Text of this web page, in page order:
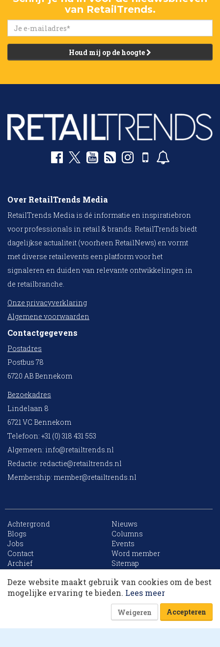
van RetailTrends.
Houd mij op de hoogte
Over RetailTrends Media
RetailTrends Media is dé informatie en inspiratiebron
voor professionals in retail & brands. RetailTrends biedt
dagelijkse actualiteit (voorheen RetailNews) en vormt
met diverse retailevents een platform voor het
signaleren en duiden van relevante ontwikkelingen in
de retailbranche.
Onze privacyverklaring
Algemene voorwaarden
Contactgegevens
Postadres
Postbus 78
6720 AB Bennekom
Bezoekadres
Lindelaan 8
6721 VC Bennekom
Telefoon: +31 (0) 318 431 553
Algemeen: info@retailtrends.nl
Redactie: redactie@retailtrends.nl
Membership: member@retailtrends.nl
Achtergrond
Nieuws
Blogs
Columns
Jobs
Events
Contact
Word member
Archief
Sitemap
Website is powered by
Deze website maakt gebruik van cookies om de best
mogelijke ervaring te bieden. Lees meer
Weigeren Accepteren
Korting op events